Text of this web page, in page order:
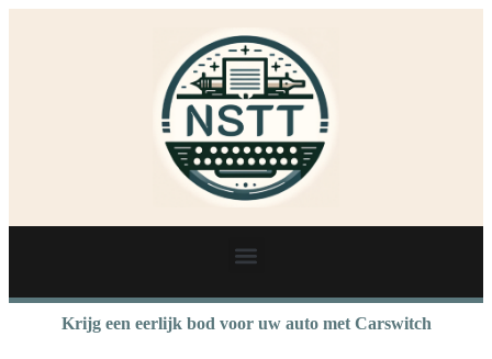
Krijg een eerlijk bod voor uw auto met Carswitch